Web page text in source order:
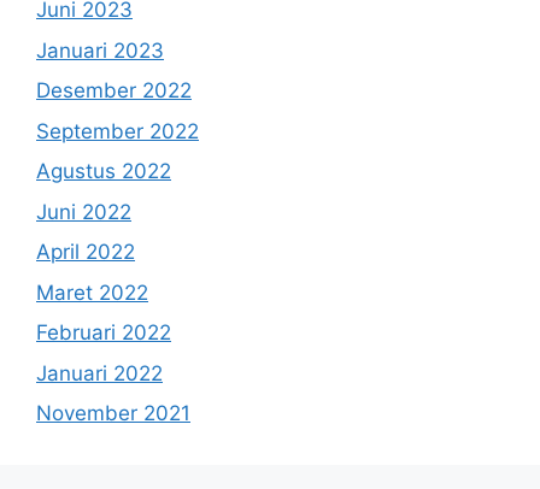
Juni 2023
Januari 2023
Desember 2022
September 2022
Agustus 2022
Juni 2022
April 2022
Maret 2022
Februari 2022
Januari 2022
November 2021